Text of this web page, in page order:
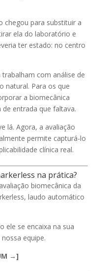
chegou para substituir a
ela do laboratório e
ter estado: no centro
com análise de
natural. Para os que
a biomecânica
entrada que faltava.
lá. Agora, a avaliação
permite capturá-lo
clínica real.
na prática?
biomecânica da
laudo automático
ele se encaixa na sua
equipe.
→]